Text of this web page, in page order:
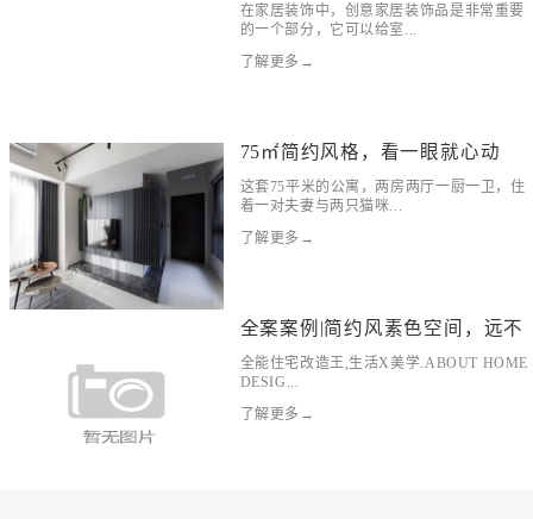
在家居装饰中，创意家居装饰品是非常重要
的一个部分，它可以给室...
了解更多→
75㎡简约风格，看一眼就心动
这套75平米的公寓，两房两厅一厨一卫，住
着一对夫妻与两只猫咪...
了解更多→
全案案例|简约风素色空间，远不
全能住宅改造王,生活X美学.ABOUT HOME
DESIG...
了解更多→